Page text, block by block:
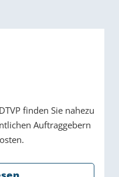
finden Sie nahezu
Auftraggebern